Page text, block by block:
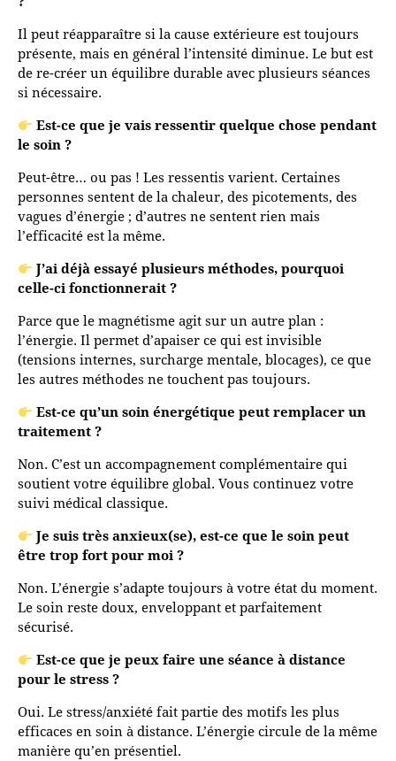
Il peut réapparaître si la cause extérieure est toujours
présente, mais en général l’intensité diminue. Le but est
de re-créer un équilibre durable avec plusieurs séances
si nécessaire.
Est-ce que je vais ressentir quelque chose pendant
le soin ?
Peut-être… ou pas ! Les ressentis varient. Certaines
personnes sentent de la chaleur, des picotements, des
vagues d’énergie ; d’autres ne sentent rien mais
l’efficacité est la même.
J’ai déjà essayé plusieurs méthodes, pourquoi
celle-ci fonctionnerait ?
Parce que le magnétisme agit sur un autre plan :
l’énergie. Il permet d’apaiser ce qui est invisible
(tensions internes, surcharge mentale, blocages), ce que
les autres méthodes ne touchent pas toujours.
Est-ce qu’un soin énergétique peut remplacer un
traitement ?
Non. C’est un accompagnement complémentaire qui
soutient votre équilibre global. Vous continuez votre
suivi médical classique.
Je suis très anxieux(se), est-ce que le soin peut
être trop fort pour moi ?
Non. L’énergie s’adapte toujours à votre état du moment.
Le soin reste doux, enveloppant et parfaitement
sécurisé.
Est-ce que je peux faire une séance à distance
pour le stress ?
Oui. Le stress/anxiété fait partie des motifs les plus
efficaces en soin à distance. L’énergie circule de la même
manière qu’en présentiel.